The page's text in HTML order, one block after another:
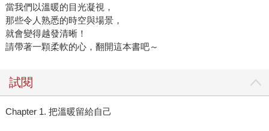
當我們以溫暖的目光凝視，
那些令人熟悉的時空與場景，
就會變得越發清晰！
請帶著一顆柔軟的心，翻開這本書吧～
試閱
Chapter 1. 把溫暖留給自己